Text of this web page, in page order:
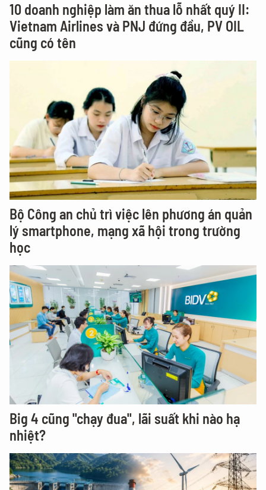
10 doanh nghiệp làm ăn thua lỗ nhất quý II:
Vietnam Airlines và PNJ đứng đầu, PV OIL
cũng có tên
Bộ Công an chủ trì việc lên phương án quản
lý smartphone, mạng xã hội trong trường
học
Big 4 cũng "chạy đua", lãi suất khi nào hạ
nhiệt?